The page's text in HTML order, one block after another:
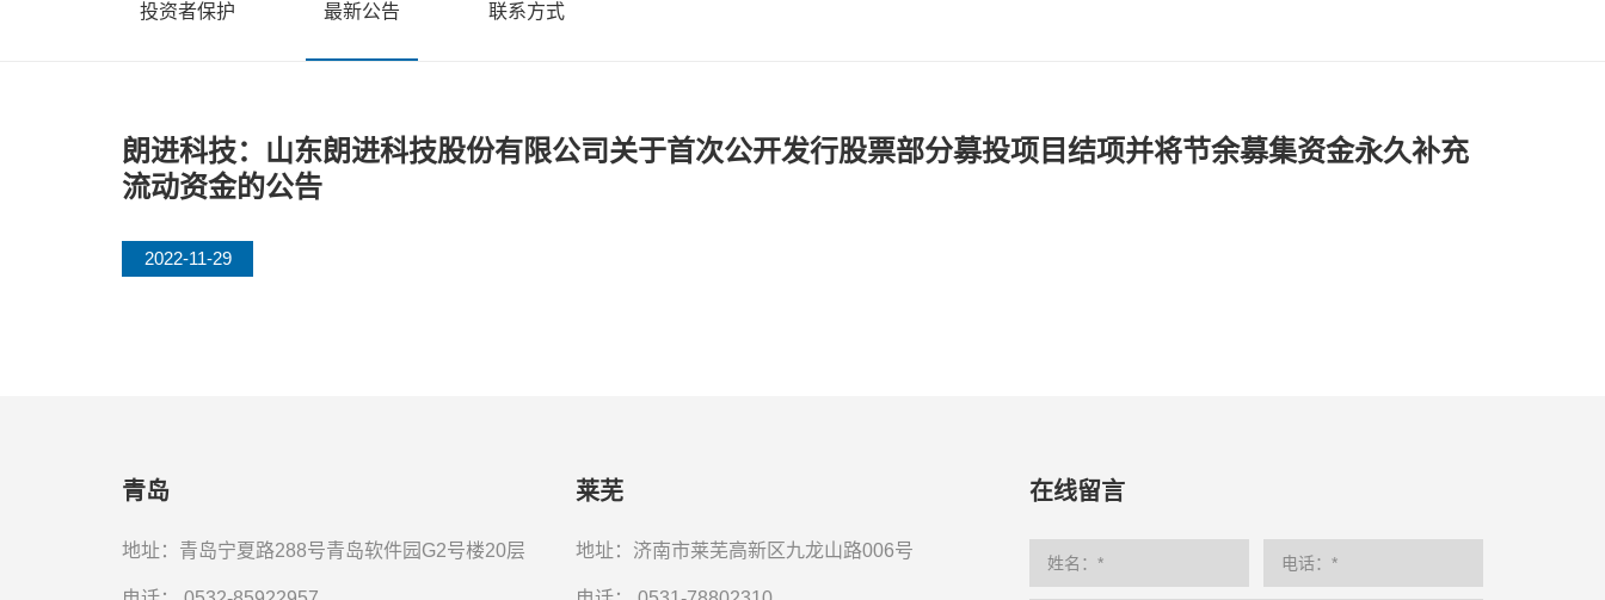
投资者保护 最新公告 联系方式
朗进科技：山东朗进科技股份有限公司关于首次公开发行股票部分募投项目结项并将节余募集资金永久补充
流动资金的公告
2022-11-29
青岛
地址：青岛宁夏路288号青岛软件园G2号楼20层
莱芜
地址：济南市莱芜高新区九龙山路006号
在线留言